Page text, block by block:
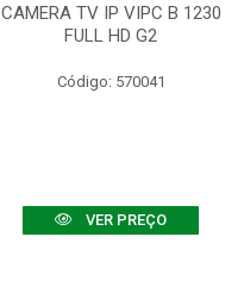
CAMERA TV IP VIPC B 1230
FULL HD G2
Código: 570041
VER PREÇO